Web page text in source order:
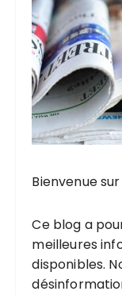
Bienvenue
Ce blog a
meilleures
disponibles.